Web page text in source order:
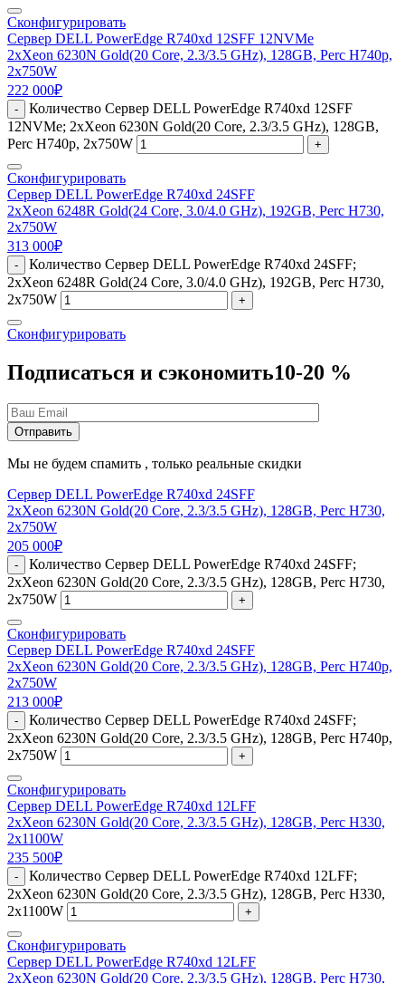
Сконфигурировать
Сервер DELL PowerEdge R740xd 12SFF 12NVMe
2xXeon 6230N Gold(20 Core, 2.3/3.5 GHz), 128GB, Perc H740p,
2x750W
222 000₽
-
Количество Сервер DELL PowerEdge R740xd 12SFF
12NVMe; 2xXeon 6230N Gold(20 Core, 2.3/3.5 GHz), 128GB,
Perc H740p, 2x750W
+
Сконфигурировать
Сервер DELL PowerEdge R740xd 24SFF
2xXeon 6248R Gold(24 Core, 3.0/4.0 GHz), 192GB, Perc H730,
2x750W
313 000₽
-
Количество Сервер DELL PowerEdge R740xd 24SFF;
2xXeon 6248R Gold(24 Core, 3.0/4.0 GHz), 192GB, Perc H730,
2x750W
+
Сконфигурировать
Подписаться и сэкономить10-20 %
Мы не будем спамить , только реальные скидки
Сервер DELL PowerEdge R740xd 24SFF
2xXeon 6230N Gold(20 Core, 2.3/3.5 GHz), 128GB, Perc H730,
2x750W
205 000₽
-
Количество Сервер DELL PowerEdge R740xd 24SFF;
2xXeon 6230N Gold(20 Core, 2.3/3.5 GHz), 128GB, Perc H730,
2x750W
+
Сконфигурировать
Сервер DELL PowerEdge R740xd 24SFF
2xXeon 6230N Gold(20 Core, 2.3/3.5 GHz), 128GB, Perc H740p,
2x750W
213 000₽
-
Количество Сервер DELL PowerEdge R740xd 24SFF;
2xXeon 6230N Gold(20 Core, 2.3/3.5 GHz), 128GB, Perc H740p,
2x750W
+
Сконфигурировать
Сервер DELL PowerEdge R740xd 12LFF
2xXeon 6230N Gold(20 Core, 2.3/3.5 GHz), 128GB, Perc H330,
2x1100W
235 500₽
-
Количество Сервер DELL PowerEdge R740xd 12LFF;
2xXeon 6230N Gold(20 Core, 2.3/3.5 GHz), 128GB, Perc H330,
2x1100W
+
Сконфигурировать
Сервер DELL PowerEdge R740xd 12LFF
2xXeon 6230N Gold(20 Core, 2.3/3.5 GHz), 128GB, Perc H730,